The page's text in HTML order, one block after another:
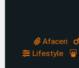
Afaceri
Lifestyle